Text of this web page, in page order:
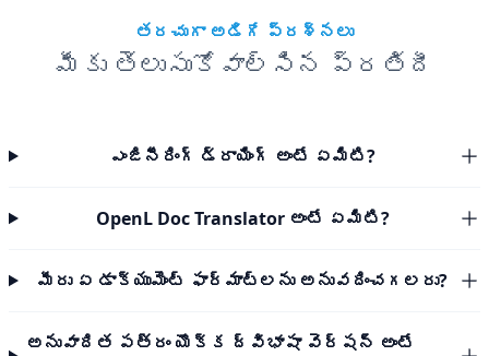
తరచుగా అడిగే ప్రశ్నలు
మీకు తెలుసుకోవాల్సిన ప్రతిదీ
ఎంజినీరింగ్ డ్రాయింగ్ అంటే ఏమిటి?
OpenL Doc Translator అంటే ఏమిటి?
మీరు ఏ డాక్యుమెంట్ ఫార్మాట్‌లను అనువదించగలరు?
అనువాదిత పత్రం యొక్క ద్విభాషా వెర్షన్ అంటే